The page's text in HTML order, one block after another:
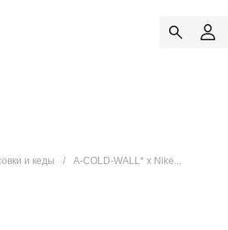
и кеды A-COLD-WALL* x Nike...